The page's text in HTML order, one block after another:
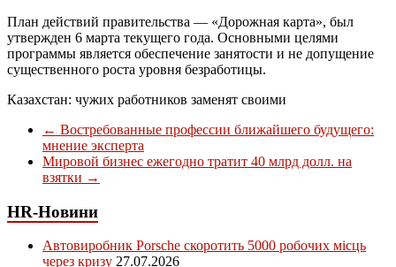
План действий правительства — «Дорожная карта», был
утвержден 6 марта текущего года. Основными целями
программы является обеспечение занятости и не допущение
существенного роста уровня безработицы.
Казахстан: чужих работников заменят своими
← Востребованные профессии ближайшего будущего:
мнение эксперта
Мировой бизнес ежегодно тратит 40 млрд долл. на
взятки →
HR-Новини
Автовиробник Porsche скоротить 5000 робочих місць
через кризу 27.07.2026